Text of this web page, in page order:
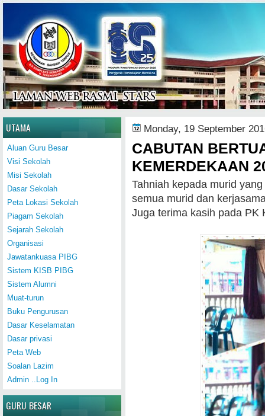
Home
Monday, 19 September
CABUTAN
KEMERDEKAAN
Tahniah kepada murid
semua murid dan
Juga terima kasih pada PK
UTAMA
Aluan Guru Besar
Visi Sekolah
Misi Sekolah
Dasar Sekolah
Peta Lokasi Sekolah
Piagam Sekolah
Sejarah Sekolah
Organisasi
Jawatankuasa PIBG
Sistem KISB PIBG
Sistem Alumni
Muat-turun
Buku Pengurusan
Dasar Keselamatan
Dasar privasi
Peta Web
Soalan Lazim
Admin ..Log In
GURU BESAR